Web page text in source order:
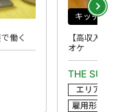
で働く
THE
【高収入】
オケ
キッチン
エリア
雇用形態